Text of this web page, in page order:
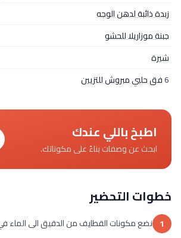
زبدة ذائبة لدهن الوجه
جبنة موزاريلا للحشو
شيرة
6فق حلبي مبروش للتزيين
اطبخ باللي عندك
ابحث عن وصفات بناءً على مكوناتك.
خطوات التحضير
1 نضع مكونات القطايف من الدقيق الى الماء